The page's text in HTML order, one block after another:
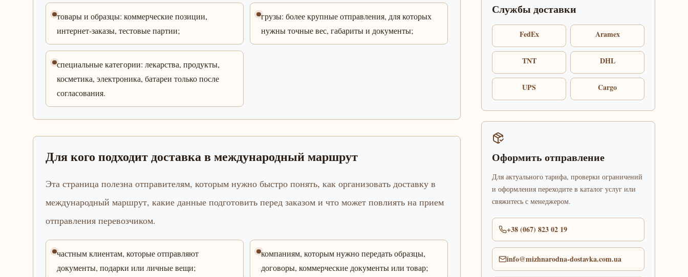
товары и образцы: коммерческие позиции,
интернет-заказы, тестовые партии;
грузы: более крупные отправления, для которых
нужны точные вес, габариты и документы;
специальные категории: лекарства, продукты,
косметика, электроника, батареи только после
согласования.
Для кого подходит доставка в международный маршрут
Эта страница полезна отправителям, которым нужно быстро понять, как организовать доставку в
международный маршрут, какие данные подготовить перед заказом и что может повлиять на прием
отправления перевозчиком.
частным клиентам, которые отправляют
документы, подарки или личные вещи;
компаниям, которым нужно передать образцы,
договоры, коммерческие документы или товар;
Службы доставки
FedEx Aramex
TNT DHL
UPS Cargo
Оформить отправление
Для актуального тарифа, проверки ограничений
и оформления переходите в каталог услуг или
свяжитесь с менеджером.
+38 (067) 823 02 19
info@mizhnarodna-dostavka.com.ua